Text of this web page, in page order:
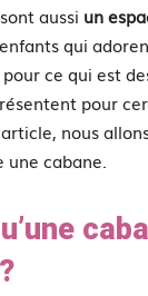
aussi un
qui
ce qui est
pour
nous
cabane.